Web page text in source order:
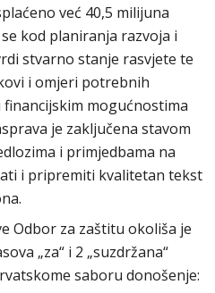
već 40,5 milijuna
kod planiranja razvoja i
stvarno stanje rasvjete te
i omjeri potrebnih
mogućnostima
je zaključena stavom
i primjedbama na
i pripremiti kvalitetan tekst
Odbor za zaštitu okoliša je
„za“ i 2 „suzdržana“
saboru donošenje: